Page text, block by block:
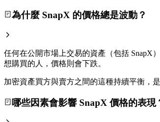
為什麼 SnapX 的價格總是波動？
任何在公開市場上交易的資產（包括 SnapX
想購買的人，價格則會下跌。
加密資產買方與賣方之間的這種持續平衡，
哪些因素會影響 SnapX 價格的表現